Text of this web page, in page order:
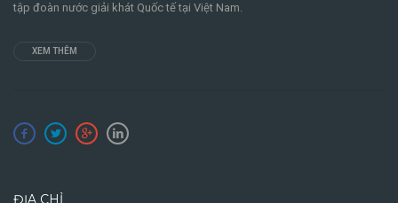
tập đoàn nước giải khát Quốc tế tại Việt Nam.
XEM THÊM
ĐỊA CHỈ